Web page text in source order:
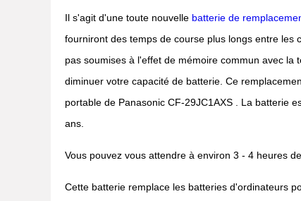
Il s'agit d'une toute nouvelle batterie de
fourniront des temps de course plus longs entre les
pas soumises à l'effet de mémoire commun avec
diminuer votre capacité de batterie. Ce
portable de Panasonic CF-29JC1AXS . La batterie
ans.
Vous pouvez vous attendre à environ 3 - 4 heures
Cette batterie remplace les batteries d'ordinateurs